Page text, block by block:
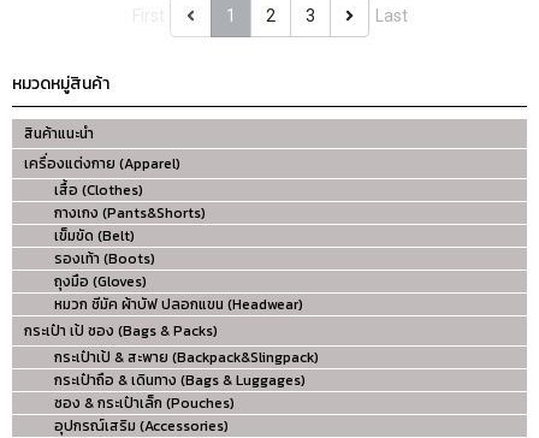
1 2 3 Last
หมวดหมู่สินค้า
สินค้าแนะนำ
เครื่องแต่งกาย (Apparel)
เสื้อ (Clothes)
กางเกง (Pants&Shorts)
เข็มขัด (Belt)
รองเท้า (Boots)
ถุงมือ (Gloves)
หมวก ชีมัค ผ้าบัฟ ปลอกแขน (Headwear)
กระเป๋า เป้ ซอง (Bags & Packs)
กระเป๋าเป้ & สะพาย (Backpack&Slingpack)
กระเป๋าถือ & เดินทาง (Bags & Luggages)
ซอง & กระเป๋าเล็ก (Pouches)
อุปกรณ์เสริม (Accessories)